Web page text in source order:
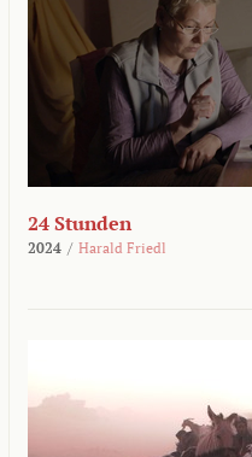
24 Stunden
2024 / Harald Friedl